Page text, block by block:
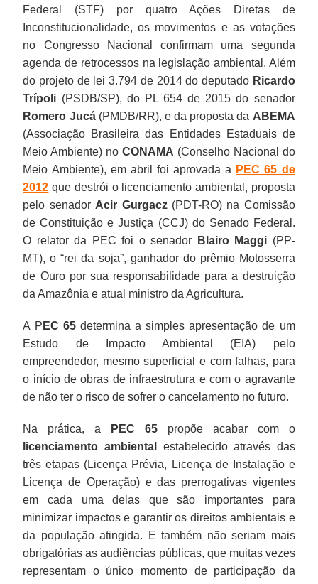
Federal (STF) por quatro Ações Diretas de
Inconstitucionalidade, os movimentos e as votações
no Congresso Nacional confirmam uma segunda
agenda de retrocessos na legislação ambiental. Além
do projeto de lei 3.794 de 2014 do deputado Ricardo
Trípoli (PSDB/SP), do PL 654 de 2015 do senador
Romero Jucá(PMDB/RR), e da proposta da ABEMA
(Associação Brasileira das Entidades Estaduais de
Meio Ambiente) no CONAMA (Conselho Nacional do
Meio Ambiente), em abril foi aprovada a PEC 65 de
2012 que destrói o licenciamento ambiental, proposta
pelo senador Acir Gurgacz(PDT-RO) na Comissão
de Constituição e Justiça (CCJ) do Senado Federal.
O relator da PEC foi o senador
Blairo Maggi (PP-
MT), o “rei da soja”, ganhador do prêmio Motosserra
de Ouro por sua responsabilidade para a destruição
da Amazônia e atual ministro da Agricultura.
A P EC 65determina a simples apresentação de um
Estudo de Impacto Ambiental (EIA) pelo
empreendedor, mesmo superficial e com falhas, para
o início de obras de infraestrutura e com o agravante
de não ter o risco de sofrer o cancelamento no futuro.
Na prática, a PEC 65 propõe acabar com o
licenciamento ambiental
estabelecido através das
três etapas (Licença Prévia, Licença de Instalação e
Licença de Operação) e das prerrogativas vigentes
em cada uma delas que são importantes para
minimizar impactos e garantir os direitos ambientais e
da população atingida. E também não seriam mais
obrigatórias as audiências públicas, que muitas vezes
representam o único momento de participação da